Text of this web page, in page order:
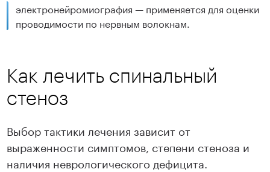
электронейромиография — применяется для оценки
проводимости по нервным волокнам.
Как лечить спинальный
стеноз
Выбор тактики лечения зависит от
выраженности симптомов, степени стеноза и
наличия неврологического дефицита.